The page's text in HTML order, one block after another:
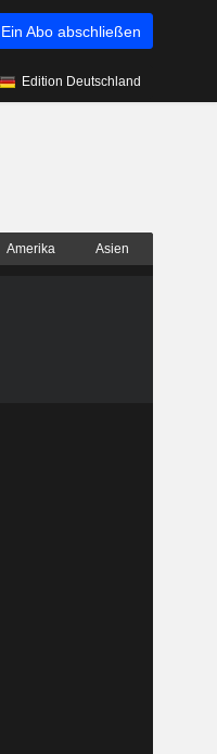
Ein Abo abschließen
Edition Deutschland
Amerika Asien